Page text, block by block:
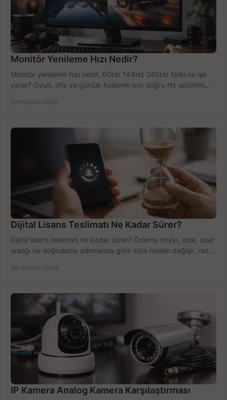
Monitör Yenileme Hızı Nedir?
Monitör yenileme hızı nedir, 60Hz 144Hz 240Hz farkı ne işe
yarar? Oyun, ofis ve günlük kullanım için doğru Hz seçimini
22 Haziran 2026
Dijital Lisans Teslimatı Ne Kadar Sürer?
Dijital lisans teslimatı ne kadar sürer? Ödeme onayı, stok, saat
aralığı ve doğrulama adımlarına göre süre neden değişir, net
20 Haziran 2026
IP Kamera Analog Kamera Karşılaştırması